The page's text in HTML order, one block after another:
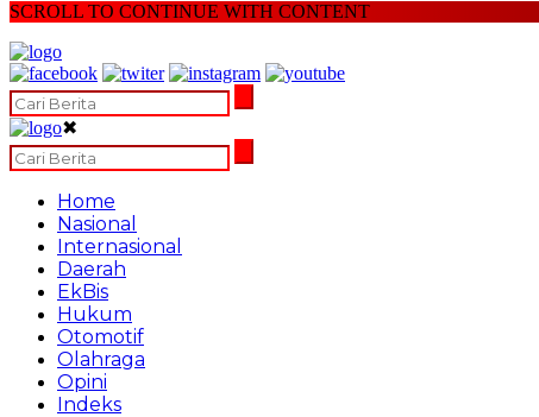
SCROLL TO CONTINUE WITH CONTENT
✖
Home
Nasional
Internasional
Daerah
EkBis
Hukum
Otomotif
Olahraga
Opini
Indeks